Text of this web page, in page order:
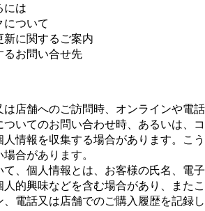
には
について
新に関するご案内
るお問い合せ先
店舗へのご訪問時、オンラインや電
いてのお問い合わせ時、あるいは、
情報を収集する場合があります。こ
合があります。
、個人情報とは、お客様の氏名、電
的興味などを含む場合があり、また
電話又は店舗でのご購入履歴を記録し